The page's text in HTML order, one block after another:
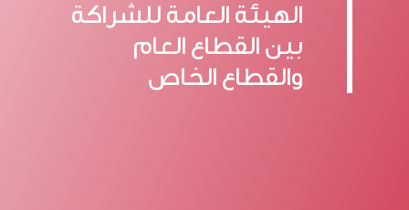
الهيئة العامة للشراكة
بين القطاع العام
والقطاع الخاص